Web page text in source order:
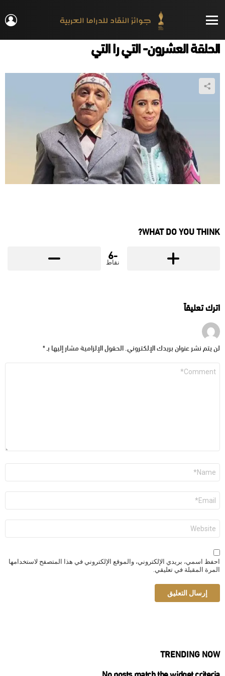
الحلقة العشرون- التي را التي
WHAT DO YOU THINK?
-6
نقاط
اترك تعليقاً
لن يتم نشر عنوان بريدك الإلكتروني. الحقول الإلزامية مشار إليها بـ *
التعليق
الاسم
البريد
الإلكتروني
*
الموقع
الإلكتروني
احفظ اسمي، بريدي الإلكتروني، والموقع الإلكتروني في هذا المتصفح لاستخدامها
المرة المقبلة في تعليقي.
TRENDING NOW